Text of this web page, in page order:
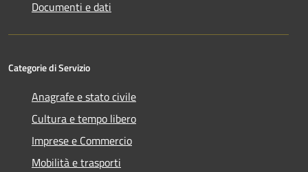
Documenti e dati
Categorie di Servizio
Anagrafe e stato civile
Cultura e tempo libero
Imprese e Commercio
Mobilità e trasporti